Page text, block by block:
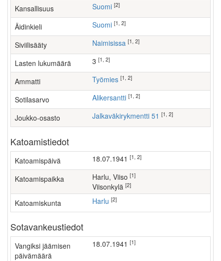
Kansallisuus Suomi [2]
Äidinkieli Suomi [1, 2]
Siviilisääty Naimisissa [1, 2]
Lasten lukumäärä [1, 2]
Ammatti työmies [1, 2]
Sotilasarvo Alikersantti [1, 2]
Joukko-osasto Jalkaväkirykmentti 51 [1, 2]
Katoamistiedot
Katoamispäivä 18.07.1941 [1, 2]
Katoamispaikka Harlu, Viiso [1]
Viisonkylä [2]
Katoamiskunta Harlu [2]
Sotavankeustiedot
Vangiksi jäämisen
päivämäärä
18.07.1941 [1]